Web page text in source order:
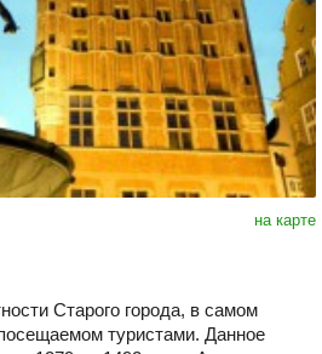
на карте
Старого города, в самом
туристами. Данное